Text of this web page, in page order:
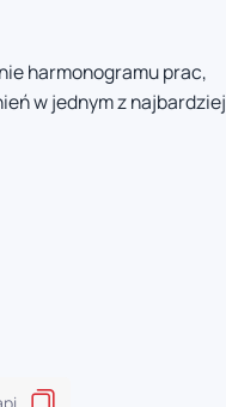
harmonogramu prac,
w jednym z najbardziej